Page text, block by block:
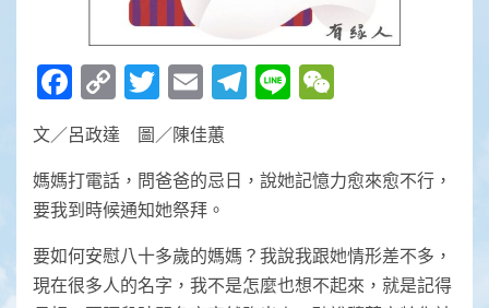
Facebook
Copy
Link
Twitter
EmailTelegram
Line
文／呂政達 圖／陳佳蕙
媽媽打電話，問爸爸的忌日，說她記憶力愈來愈不行，
要我到時候通知她祭拜。
要如何安慰八十多歲的媽媽？我說我跟她情形差不多，
現在很多人的名字，我不是怎麼也想不起來，就是記得